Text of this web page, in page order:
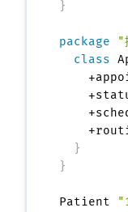
}
package "
class
}
}
Patient